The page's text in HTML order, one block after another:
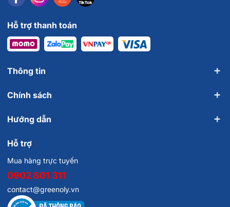
Hỗ trợ thanh toán
Thông tin
Chính sách
Hướng dẫn
Hỗ trợ
Mua hàng trực tuyến
0902 801 311
contact@greenoly.vn